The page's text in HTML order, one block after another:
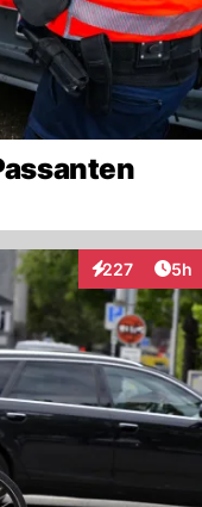
227
Interaktionen
5h